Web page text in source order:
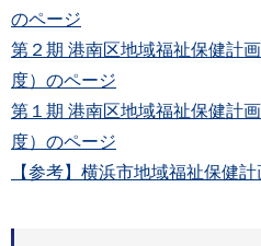
のページ
第２期 港南区地域福祉保健計
度）のページ
第１期 港南区地域福祉保健計
度）のページ
【参考】横浜市地域福祉保健計